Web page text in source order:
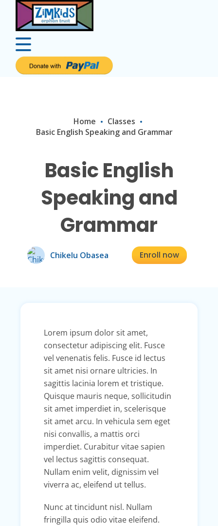
Home
Classes
Basic English Speaking and Grammar
Basic English
Speaking and
Grammar
Chikelu Obasea Enroll now
Lorem ipsum dolor sit amet,
consectetur adipiscing elit. Fusce
vel venenatis felis. Fusce id lectus
sit amet nisi ornare ultricies. In
sagittis lacinia lorem et tristique.
Quisque mauris neque, sollicitudin
sit amet imperdiet in, scelerisque
sit amet arcu. In vehicula sem eget
nisi convallis, a mattis orci
imperdiet. Curabitur vitae sapien
vel lectus sagittis consequat.
Nullam enim velit, dignissim vel
viverra ac, eleifend ut tellus.
Nunc at tincidunt nisl. Nullam
fringilla quis odio vitae eleifend.